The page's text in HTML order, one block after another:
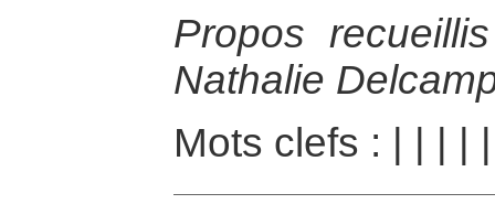
Propos
Nathalie
Mots clefs :